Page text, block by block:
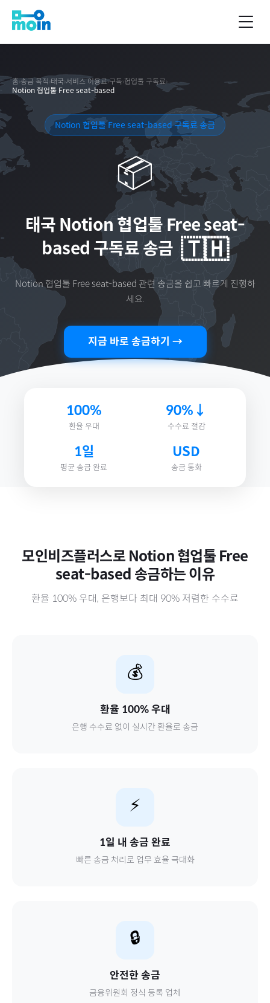
홈›송금 목적›태국›서비스 이용료›구독›협업툴 구독료›
Notion 협업툴 Free seat-based
Notion 협업툴 Free seat-based 구독료 송금
📦
태국 Notion 협업툴 Free seat-
based 구독료 송금 🇹🇭
Notion 협업툴 Free seat-based 관련 송금을 쉽고 빠르게 진행하
세요.
지금 바로 송금하기 →
100%
환율 우대
90%↓
수수료 절감
1일
평균 송금 완료
USD
송금 통화
모인비즈플러스로 Notion 협업툴 Free
seat-based 송금하는 이유
환율 100% 우대, 은행보다 최대 90% 저렴한 수수료
💰
환율 100% 우대
은행 수수료 없이 실시간 환율로 송금
⚡
1일 내 송금 완료
빠른 송금 처리로 업무 효율 극대화
🔒
안전한 송금
금융위원회 정식 등록 업체